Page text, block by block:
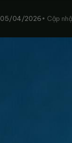
05/04/2026• Cập